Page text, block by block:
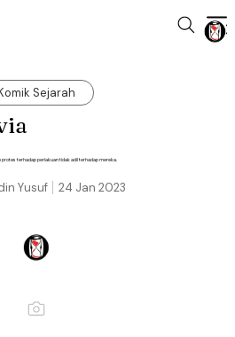
Sejarah
terhadap perlakuan tidak adil terhadap mereka.
24 Jan 2023
Yusuf